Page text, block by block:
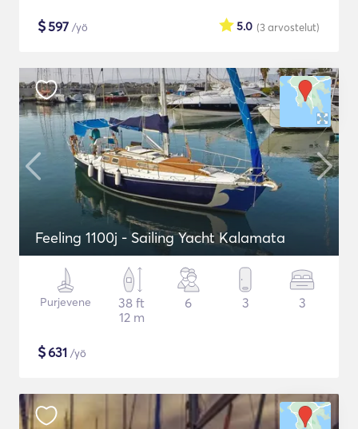
$597 /yö (3arvostelut)
5.0
Feeling 1100j - Sailing Yacht Kalamata
Purjevene
38 ft
12 m
6 3 3
$631 /yö